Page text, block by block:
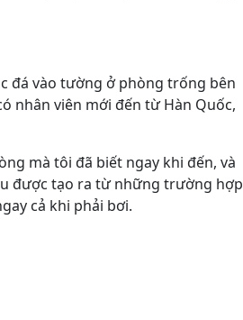
đá vào tường ở phòng trống bên
nhân viên mới đến từ Hàn Quốc,
mà tôi đã biết ngay khi đến, và
được tạo ra từ những trường hợp
cả khi phải bơi.